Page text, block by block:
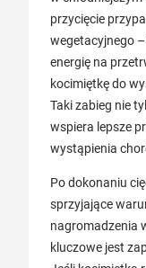
przycięcie
wegetacyjnego
energię na
kocimiętkę do
Taki zabieg nie
wspiera lepsze
wystąpienia
Po dokonaniu
sprzyjające
nagromadzenia
kluczowe jest